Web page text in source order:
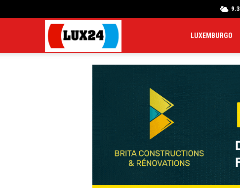
9.3
LUXEMBURGO